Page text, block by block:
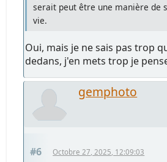
serait peut être une manière de
vie.
Oui, mais je ne sais pas trop
dedans, j'en mets trop je
gemphoto
#6 Octobre 27, 2025, 12:09:03